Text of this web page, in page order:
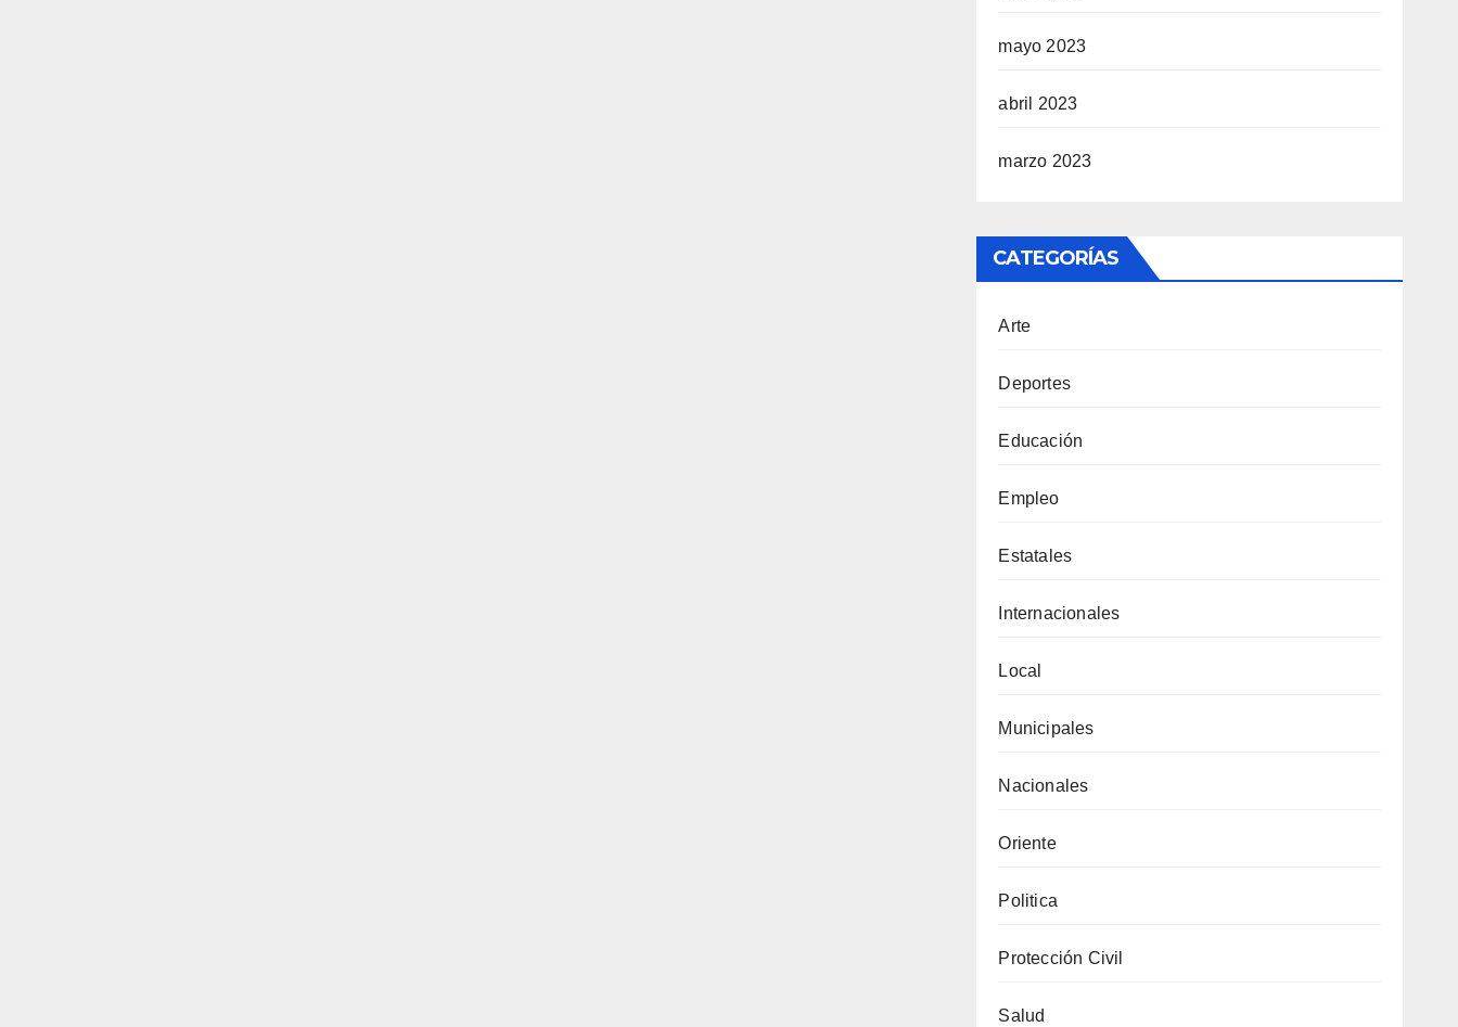
mayo 2023
abril 2023
marzo 2023
CATEGORÍAS
Arte
Deportes
Educación
Empleo
Estatales
Internacionales
Local
Municipales
Nacionales
Oriente
Politica
Protección Civil
Salud